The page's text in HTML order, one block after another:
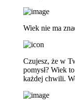
Wiek nie ma
Czujesz, że w
pomysł? Wiek
każdej chwili.